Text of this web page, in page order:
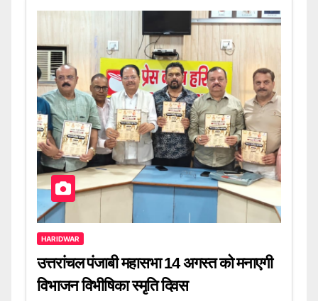
HARIDWAR
उत्तरांचल पंजाबी महासभा 14 अगस्त को मनाएगी
विभाजन विभीषिका स्मृति दिवस